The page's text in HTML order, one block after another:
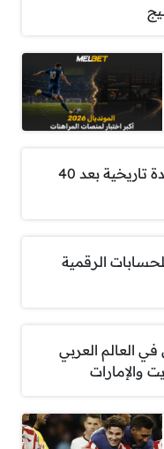
العراق في كأس العالم 2026.. عودة تاريخية بعد 40
الرقمية
العالم العربي